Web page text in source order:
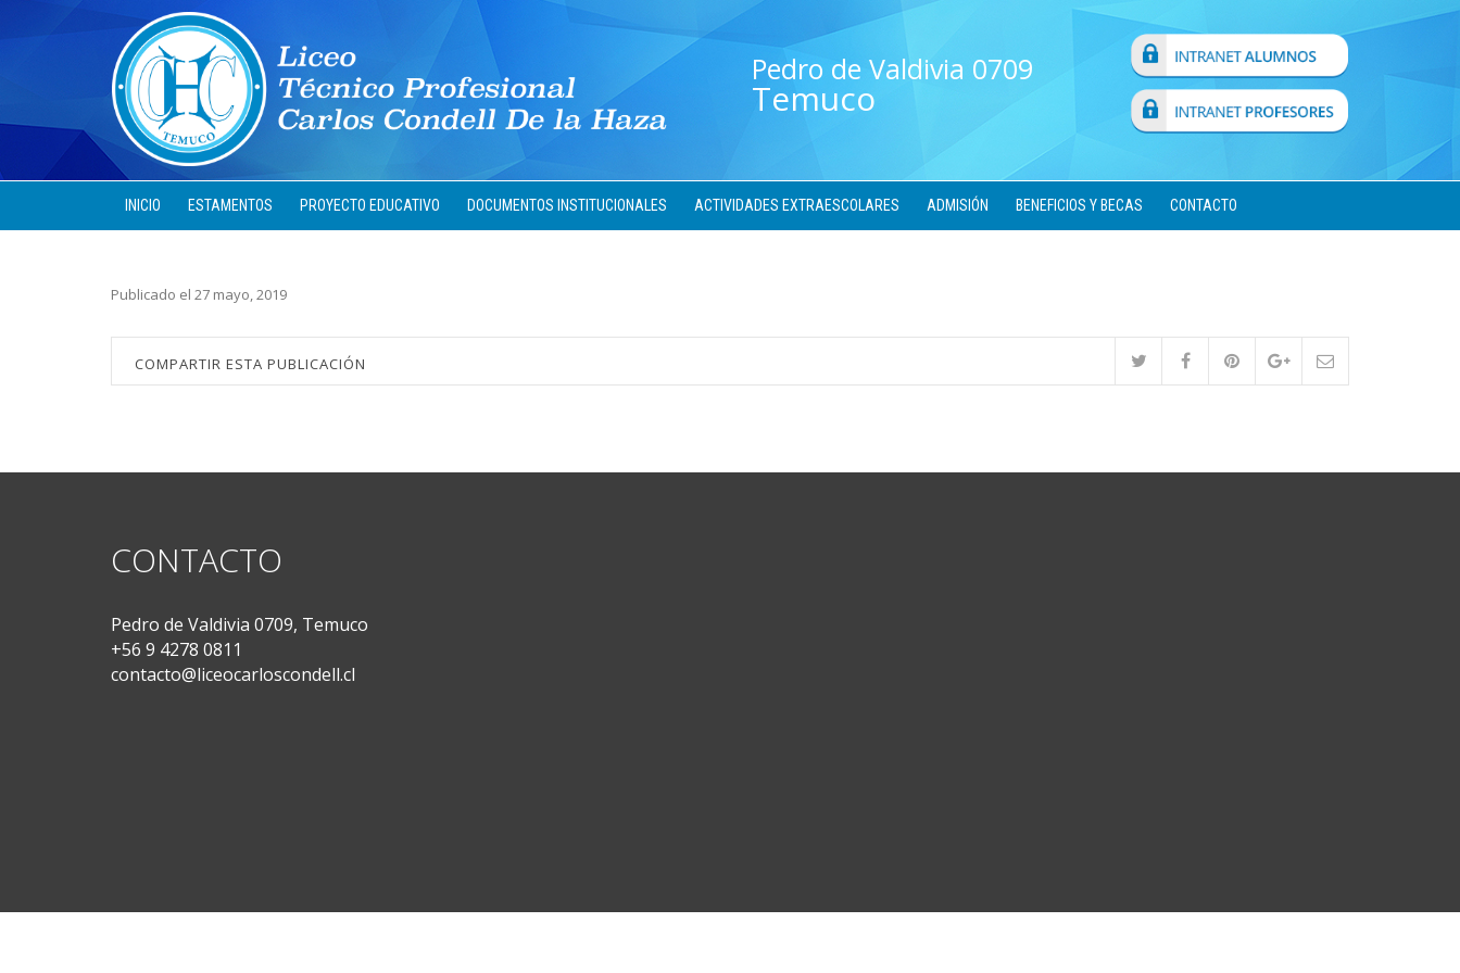
Pedro de Valdivia 0709
Temuco
INICIO ESTAMENTOS PROYECTO EDUCATIVO DOCUMENTOS INSTITUCIONALES ACTIVIDADES EXTRAESCOLARES ADMISIÓN BENEFICIOS Y BECAS CONTACTO
Publicado el 27 mayo, 2019
COMPARTIR ESTA PUBLICACIÓN
CONTACTO
Pedro de Valdivia 0709, Temuco
+56 9 4278 0811
contacto@liceocarloscondell.cl